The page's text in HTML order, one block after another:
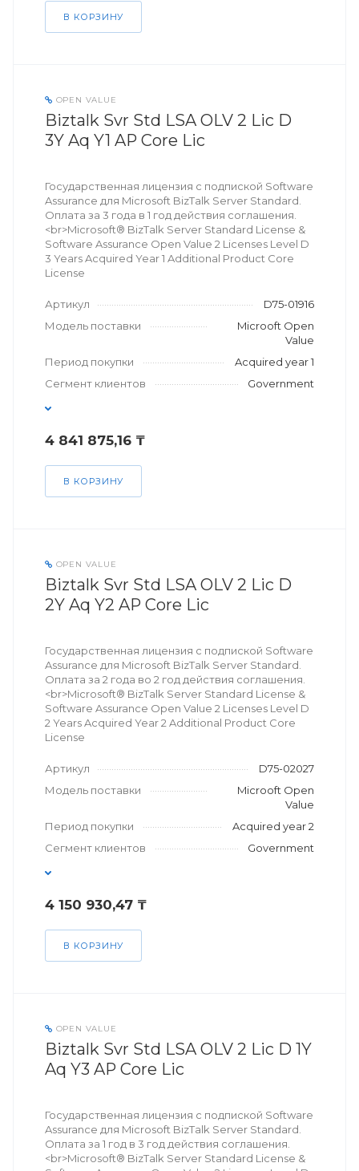
В КОРЗИНУ
OPEN VALUE
Biztalk Svr Std LSA OLV 2 Lic D
3Y Aq Y1 AP Core Lic
Государственная лицензия с подпиской Software
Assurance для Microsoft BizTalk Server Standard.
Оплата за 3 года в 1 год действия соглашения.
<br>Microsoft® BizTalk Server Standard License &
Software Assurance Open Value 2 Licenses Level D
3 Years Acquired Year 1 Additional Product Core
License
Артикул
D75-01916
Модель поставки
Microoft Open
Value
Период покупки
Acquired year 1
Сегмент клиентов
Government
4 841 875,16 ₸
В КОРЗИНУ
OPEN VALUE
Biztalk Svr Std LSA OLV 2 Lic D
2Y Aq Y2 AP Core Lic
Государственная лицензия с подпиской Software
Assurance для Microsoft BizTalk Server Standard.
Оплата за 2 года во 2 год действия соглашения.
<br>Microsoft® BizTalk Server Standard License &
Software Assurance Open Value 2 Licenses Level D
2 Years Acquired Year 2 Additional Product Core
License
Артикул
D75-02027
Модель поставки
Microoft Open
Value
Период покупки
Acquired year 2
Сегмент клиентов
Government
4 150 930,47 ₸
В КОРЗИНУ
OPEN VALUE
Biztalk Svr Std LSA OLV 2 Lic D 1Y
Aq Y3 AP Core Lic
Государственная лицензия с подпиской Software
Assurance для Microsoft BizTalk Server Standard.
Оплата за 1 год в 3 год действия соглашения.
<br>Microsoft® BizTalk Server Standard License &